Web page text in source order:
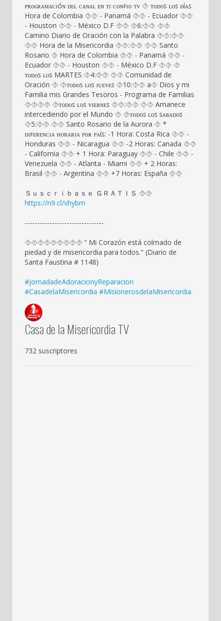
ᴩʀᴏɢʀᴀᴍᴀᴄɪóɴ ᴅᴇʟ ᴄᴀɴᴀʟ ᴇɴ ᴛɪ ᴄᴏɴꜰɪᴏ ᴛᴠ ⯑ ᴛᴏᴅᴏꜱ ʟᴏꜱ ᴅíᴀꜱ
Hora de Colombia ⯑⯑ - Panamá ⯑⯑ - Ecuador ⯑⯑
- Houston ⯑⯑ - México D.F ⯑⯑ ⯑6:⯑⯑ ⯑⯑
Camino Diario de Oración con la Palabra ⯑⯑:⯑⯑
⯑⯑ Hora de la Misericordia ⯑⯑:⯑⯑ ⯑⯑ Santo
Rosario ⯑ Hora de Colombia ⯑⯑ - Panamá ⯑⯑ -
Ecuador ⯑⯑ - Houston ⯑⯑ - México D.F ⯑⯑ ⯑
ᴛᴏᴅᴏꜱ ʟᴏꜱ MARTES ⯑4:⯑⯑ ⯑⯑ Comunidad de
Oración ⯑ ⯑ᴛᴏᴅᴏꜱ ʟᴏꜱ ᴊᴜᴇᴠᴇꜱ ⯑10:⯑⯑ a⯑ Dios y mi
Familia mis Grandes Tesoros - Programa de Familias
⯑‍⯑‍⯑‍⯑ ⯑ᴛᴏᴅᴏꜱ ʟᴏꜱ ᴠɪᴇʀɴᴇꜱ ⯑⯑:⯑⯑ ⯑⯑ Amanece
intercediendo por el Mundo ⯑ ⯑ᴛᴏᴅᴏꜱ ʟᴏꜱ ꜱᴀʙᴀᴅᴏꜱ
⯑5:⯑⯑ ⯑⯑ Santo Rosario de la Aurora ⯑ *
ᴅɪꜰᴇʀᴇɴᴄɪᴀ ʜᴏʀᴀʀɪᴀ ᴩᴏʀ ᴩᴀíꜱ: -1 Hora: Costa Rica ⯑⯑ -
Honduras ⯑⯑ - Nicaragua ⯑⯑ -2 Horas: Canada ⯑⯑
- California ⯑⯑ + 1 Hora: Paraguay ⯑⯑ - Chile ⯑⯑ -
Venezuela ⯑⯑ - Atlanta - Miami ⯑⯑ + 2 Horas:
Brasil ⯑⯑ - Argentina ⯑⯑ +7 Horas: España ⯑⯑
Ｓｕｓｃｒｉｂａｓｅ ＧＲＡＴＩＳ ⯑⯑
https://n9.cl/vhybm
--------------------------------
⯑⯑⯑⯑⯑⯑⯑⯑⯑ “ Mi Corazón está colmado de
piedad y de misericordia para todos." (Diario de
Santa Faustina # 1148)
#JornadadeAdoracionyReparacion
#CasadelaMisericordia #MisionerosdelaMisericordia
Casa de la Misericordia TV
732 suscriptores